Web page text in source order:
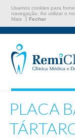
Usamos cookies para
navegação. Ao utilizar o
Mais
Fechar
PLACA